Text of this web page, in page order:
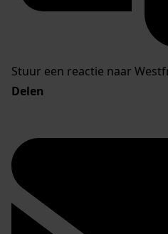
Stuur een reactie naar
Delen